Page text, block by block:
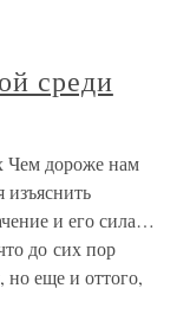
среди
Чем дороже нам
изъяснить
и его сила…
до сих пор
но еще и оттого,